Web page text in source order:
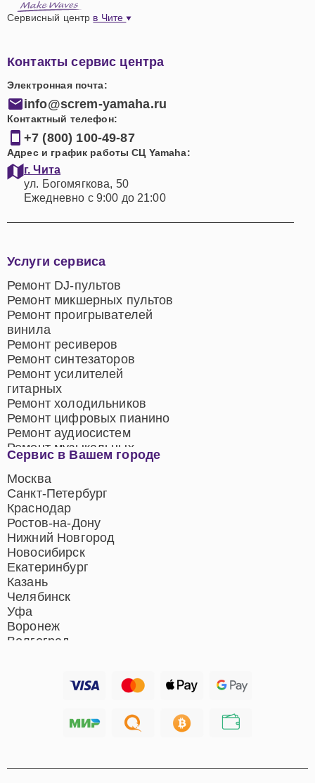
Сервисный центр в Чите
Контакты сервис центра
Электронная почта:
info@screm-yamaha.ru
Контактный телефон:
+7 (800) 100-49-87
Адрес и график работы СЦ Yamaha:
г. Чита
ул. Богомягкова, 50
Ежедневно с 9:00 до 21:00
Сервис в Вашем городе
Москва
Санкт-Петербург
Краснодар
Ростов-на-Дону
Нижний Новгород
Новосибирск
Екатеринбург
Казань
Челябинск
Уфа
Воронеж
Волгоград
Хабаровск
Услуги сервиса
Ремонт DJ-пультов
Ремонт микшерных пультов
Ремонт проигрывателей
винила
Ремонт ресиверов
Ремонт синтезаторов
Ремонт усилителей
гитарных
Ремонт холодильников
Ремонт цифровых пианино
Ремонт аудиосистем
Ремонт музыкальных
центров
Ремонт домашних
кинотеатров
Ремонт микрофонов
Ремонт акустических
систем